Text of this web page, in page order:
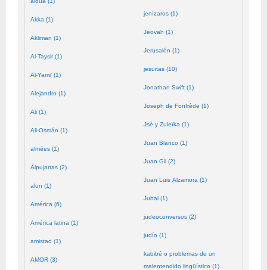
Akka (1)
Akliman (1)
Al-Taysir (1)
Al-Yami' (1)
Alejandro (1)
Ali (1)
Ali-Osmán (1)
almées (1)
Alpujarras (2)
alun (1)
América (6)
América latina (1)
amistad (1)
AMOR (3)
jenízaros (1)
Jeovah (1)
Jerusalén (1)
jesuitas (10)
Jonathan Swift (1)
Joseph de Fonfrède (1)
Jsé y Zuleïka (1)
Juan Blanco (1)
Juan Gil (2)
Juan Luis Alzamora (1)
Jubal (1)
judeoconversos (2)
judío (1)
kabibé o problemas de un
malentendido lingüístico (1)